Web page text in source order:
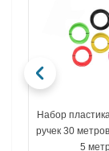
Набор
ручек 30
5